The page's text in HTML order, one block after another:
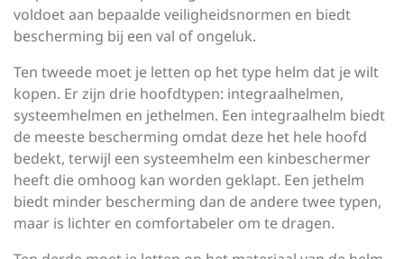
voldoet aan bepaalde veiligheidsnormen en biedt
bescherming bij een val of ongeluk.
Ten tweede moet je letten op het type helm dat je wilt
kopen. Er zijn drie hoofdtypen: integraalhelmen,
systeemhelmen en jethelmen. Een integraalhelm biedt
de meeste bescherming omdat deze het hele hoofd
bedekt, terwijl een systeemhelm een kinbeschermer
heeft die omhoog kan worden geklapt. Een jethelm
biedt minder bescherming dan de andere twee typen,
maar is lichter en comfortabeler om te dragen.